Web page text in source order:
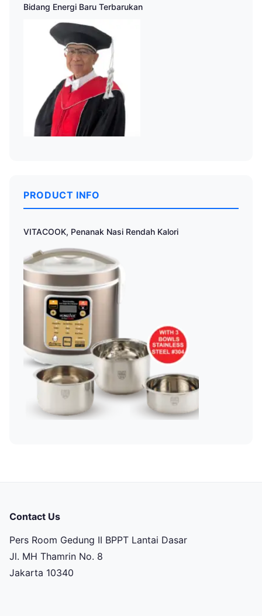
Bidang Energi Baru Terbarukan
PRODUCT INFO
VITACOOK, Penanak Nasi Rendah Kalori
Contact Us
Pers Room Gedung II BPPT Lantai Dasar
Jl. MH Thamrin No. 8
Jakarta 10340